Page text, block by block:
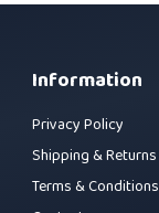
Information
Privacy Policy
Shipping & Returns
Terms & Conditions